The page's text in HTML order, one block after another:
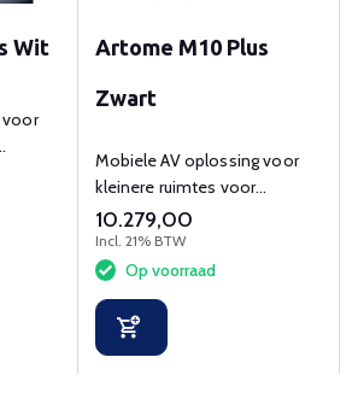
Wit
voor
Artome M10 Plus
Zwart
Mobiele AV oplossing voor
kleinere ruimtes voor
presenteren en
videoconferencing
10.279,00
Incl. 21% BTW
Op voorraad